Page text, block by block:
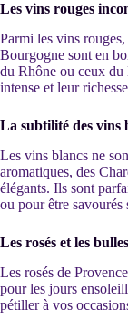
Les vins rouges
Parmi les vins
Bourgogne sont en
du Rhône ou ceux du
intense et leur
La subtilité des vins
Les vins blancs ne
aromatiques, des
élégants. Ils sont
ou pour être savourés
Les rosés et les bulles
Les rosés de
pour les jours
pétiller à vos